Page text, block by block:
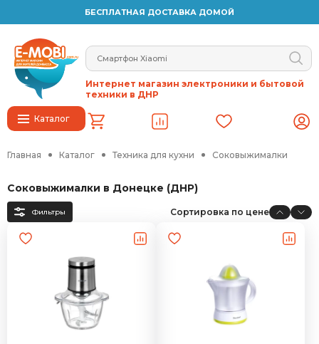
БЕСПЛАТНАЯ ДОСТАВКА ДОМОЙ
Каталог
Интернет магазин электроники и бытовой
техники в ДНР
Главная Каталог Техника для кухни Соковыжималки
Соковыжималки в Донецке (ДНР)
Фильтры Сортировка по цене